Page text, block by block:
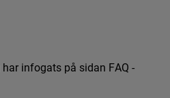
har infogats på sidan FAQ -